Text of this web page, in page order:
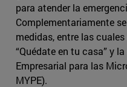
para atender la
Complementariamente
medidas, entre las
“Quédate en tu casa” y
Empresarial para las
MYPE).